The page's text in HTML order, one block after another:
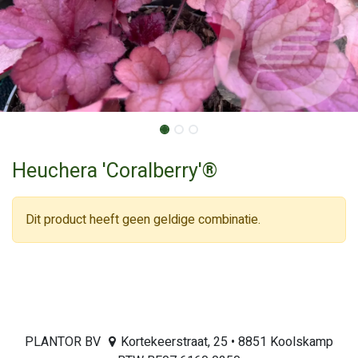
Heuchera 'Coralberry'®
Dit product heeft geen geldige combinatie.
PLANTOR BV
Kortekeerstraat, 25 • 8851 Koolskamp